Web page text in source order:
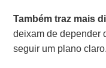
Também traz mais
deixam de depender
seguir um plano claro.